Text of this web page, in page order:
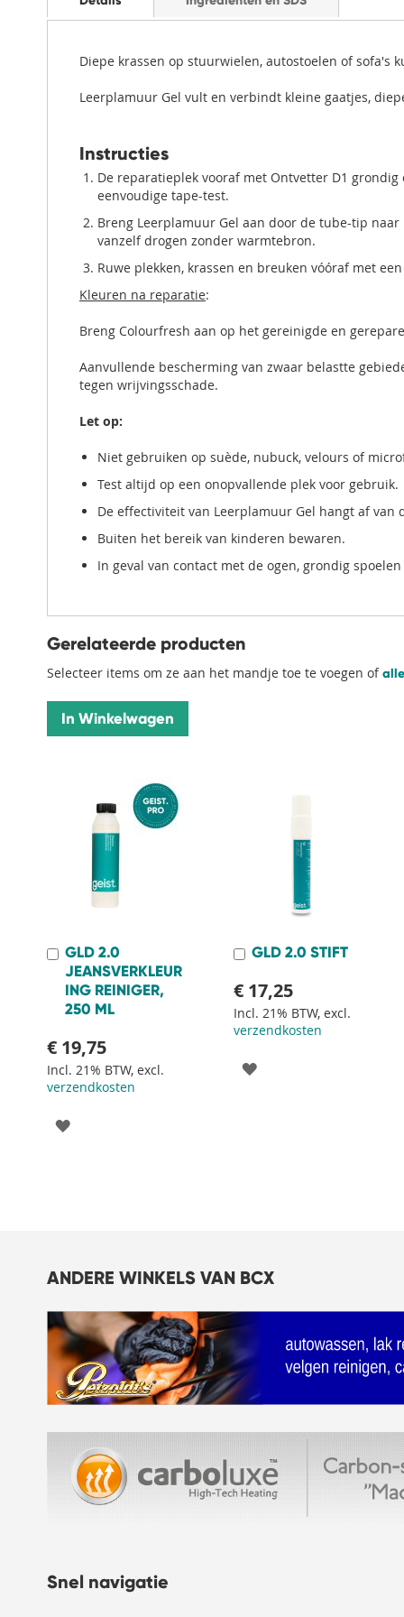
Diepe krassen op stuurwielen, autostoelen of sofa's
Leerplamuur Gel vult en verbindt kleine gaatjes,
Instructies
De reparatieplek vooraf met Ontvetter D1
eenvoudige tape-test.
Breng Leerplamuur Gel aan door de tube-tip
vanzelf drogen zonder warmtebron.
Ruwe plekken, krassen en breuken vóóraf met
Kleuren na reparatie:
Breng Colourfresh aan op het gereinigde en
Aanvullende bescherming van zwaar belastte
tegen wrijvingsschade.
Let op:
Niet gebruiken op suède, nubuck, velours of
Test altijd op een onopvallende plek voor gebruik.
De effectiviteit van Leerplamuur Gel hangt af
Buiten het bereik van kinderen bewaren.
In geval van contact met de ogen, grondig
Gerelateerde producten
Selecteer items om ze aan het mandje toe te voegen of
In Winkelwagen
GLD 2.0
JEANSVERKLEUR
ING REINIGER,
250 ML
€ 19,75
Incl. 21% BTW, excl.
verzendkosten
In
Winkelwagen
VOEG
GLD 2.0 STIFT
€ 17,25
Incl. 21% BTW, excl.
verzendkosten
In
VOEG
ANDERE WINKELS VAN BCX
Snel navigatie